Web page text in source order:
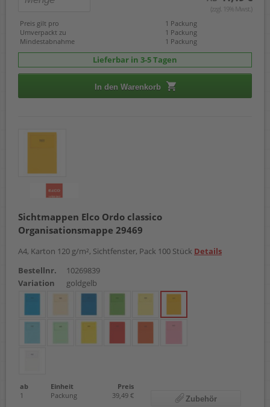
(zzgl. 19% Mwst.)
Preis gilt pro
1 Packung
Umverpackt zu
1 Packung
Mindestabnahme
1 Packung
Lieferbar in 3-5 Tagen
In den Warenkorb
Sichtmappen Elco Ordo classico
Organisationsmappe 29469
A4, Karton 120 g/m², Sichtfenster, Pack 100 Stück Details
Bestellnr.
10269839
Variation
goldgelb
ab Einheit
Preis
1
Packung 39,49 € Zubehör